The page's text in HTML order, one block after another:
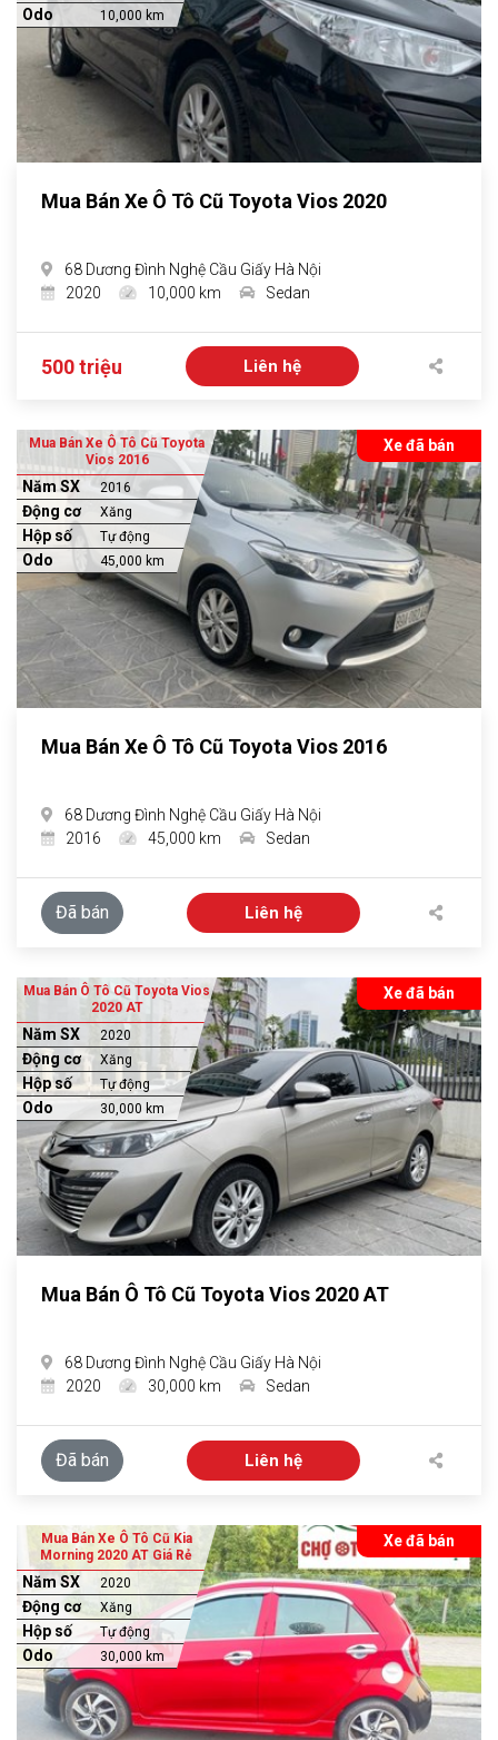
Odo 10,000 km
Mua Bán Xe Ô Tô Cũ Toyota Vios 2020
68 Dương Đình Nghệ Cầu Giấy Hà Nội
2020
10,000 km Sedan
500 triệu Liên hệ
Xe đã bán
Mua Bán Xe Ô Tô Cũ Toyota
Vios 2016
Năm SX 2016
Động cơ Xăng
Hộp số Tự động
Odo 45,000 km
Mua Bán Xe Ô Tô Cũ Toyota Vios 2016
68 Dương Đình Nghệ Cầu Giấy Hà Nội
2016
45,000 km Sedan
Đã bán Liên hệ
Xe đã bán
Mua Bán Ô Tô Cũ Toyota Vios
2020 AT
Năm SX 2020
Động cơ Xăng
Hộp số Tự động
Odo 30,000 km
Mua Bán Ô Tô Cũ Toyota Vios 2020 AT
68 Dương Đình Nghệ Cầu Giấy Hà Nội
2020
30,000 km Sedan
Đã bán Liên hệ
Xe đã bán
Mua Bán Xe Ô Tô Cũ Kia
Morning 2020 AT Giá Rẻ
Năm SX 2020
Động cơ Xăng
Hộp số Tự động
Odo 30,000 km